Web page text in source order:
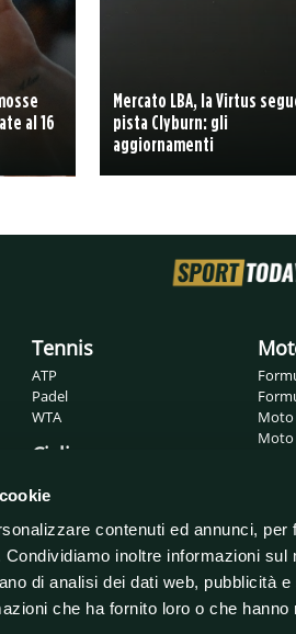
contenuti ed annunci,
inoltre informazioni
di analisi dei dati web, pubblicità
che ha fornito loro o che
al 16
Mercato LBA, la Virtus
pista Clyburn: gli
aggiornamenti
Tennis
ATP
Padel
WTA
Ciclismo
Tour de France
Moto
Moto